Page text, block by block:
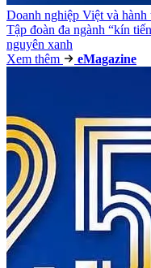
Doanh nghiệp Việt và
Tập đoàn đa ngành “kín
nguyên xanh
Xem thêm
eMagazine